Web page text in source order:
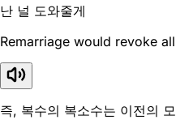
난 널 도와줄게
Remarriage would revoke
즉, 복수의 복소수는 이전의